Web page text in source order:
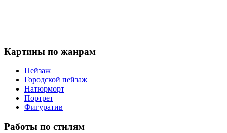
Картины по жанрам
Пейзаж
Городской пейзаж
Натюрморт
Портрет
Фигуратив
Работы по стилям